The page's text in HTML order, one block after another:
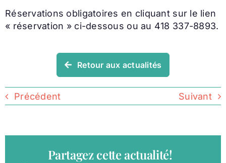
Réservations obligatoires en cliquant sur le lien
« réservation » ci-dessous ou au 418 337-8893.
Retour aux actualités
Précédent Suivant
Partagez cette actualité!